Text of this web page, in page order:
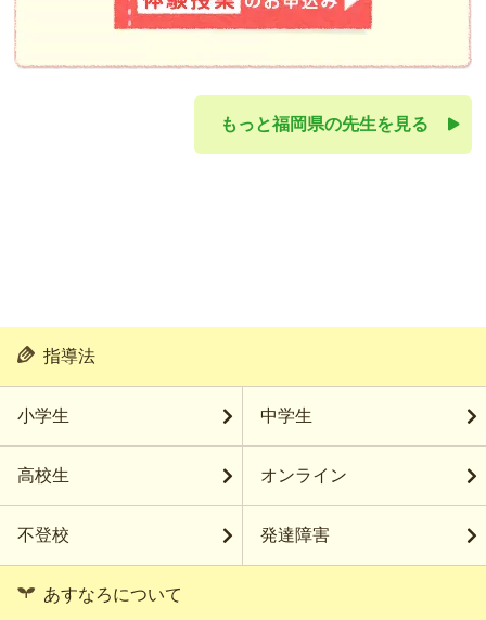
もっと福岡県の先生を見る
指導法
小学生 中学生
高校生 オンライン
不登校 発達障害
あすなろについて